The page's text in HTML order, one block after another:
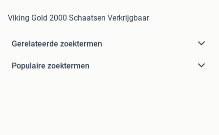
Viking Gold 2000 Schaatsen Verkrijgbaar
Gerelateerde zoektermen
Populaire zoektermen